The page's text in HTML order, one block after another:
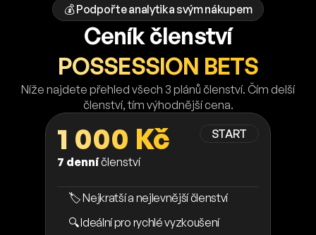
💰 Podpořte analytika svým nákupem
Ceník členství
POSSESSION BETS
Níže najdete přehled všech 3 plánů členství. Čím delší
členství, tím výhodnější cena.
START
1 000 Kč
7 denníčlenství
🏷️ Nejkratší a nejlevnější členství
🔍 Ideální pro rychlé vyzkoušení